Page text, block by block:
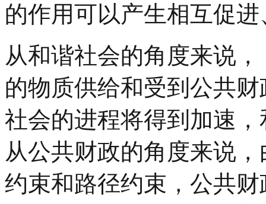
的作用可以产生相互促
从和谐社会的角度来说
的物质供给和受到公共
社会的进程将得到加速
从公共财政的角度来说
约束和路径约束，公共